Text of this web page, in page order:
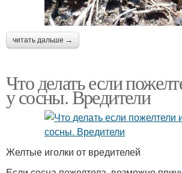
читать дальше →
Что делать если
у сосны. Вредители
Желтые иголки от вредителей